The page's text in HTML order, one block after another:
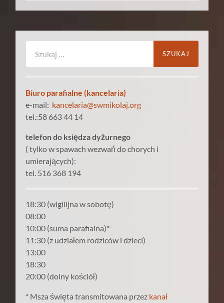
Biuro parafialne (kancelaria)
e-mail: kancelaria@swmikolaj.org
tel.:58 663 44 14
telefon do księdza dyżurnego
( tylko w spawach wezwań do chorych i
umierających):
tel. 516 368 194
18:30 (wigilijna w sobotę)
08:00
10:00 (suma parafialna)*
11:30 (z udziałem rodziców i dzieci)
13:00
18:30
20:00 (dolny kościół)
* Msza święta transmitowana przez kanał